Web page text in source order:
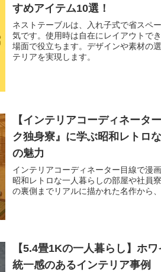
すめアイテム10選！
ネストテーブルは、入れ子式で省スペ
気です。使用時は自在にレイアウトで
場面で役立ちます。デザインや素材の
テリアを実現します。
【インテリアコーディネータ
ク独身寮』に学ぶ昭和レトロ
の魅力
インテリアコーディネーター目線で漫
昭和レトロな一人暮らしの部屋や社員
の裏側までリアルに描かれた名作から
【5.4畳1Kの一人暮らし】ホ
統一感のあるインテリア事例